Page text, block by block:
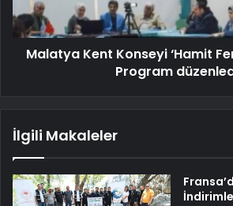
Malatya Kent Konseyi ‘Hamit
Program
İlgili Makaleler